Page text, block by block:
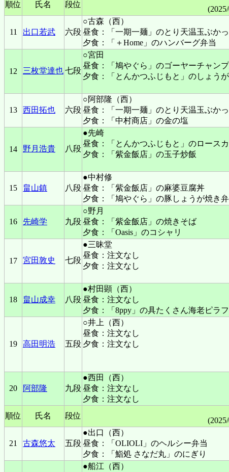
順位
氏名 段位
11 出口若武 六段
○古森（西）
昼食：「一期一麺」のとり天温玉ぶか
夕食：「＋Home」のハンバーグ弁当
12 三枚堂達也七段
○宮田
昼食：「鳩やぐら」のゴーヤーチャン
夕食：「とんかつふじもと」のしょう
13 西田拓也 六段
○阿部隆（西）
昼食：「一期一麺」のとり天温玉ぶか
夕食：「中村商店」の金の塩
14 野月浩貴 八段
●先崎
昼食：「とんかつふじもと」のロース
夕食：「紫金飯店」の玉子炒飯
15 畠山鎮 八段
●中村修
昼食：「紫金飯店」の麻婆豆腐丼
夕食：「鳩やぐら」の豚しょうが焼き
16 先崎学 九段
○野月
昼食：「紫金飯店」の焼きそば
夕食：「Oasis」のコシャリ
17 宮田敦史 七段
●三昧堂
昼食：注文なし
夕食：注文なし
18 畠山成幸 八段
●村田顕（西）
昼食：注文なし
夕食：「8ppy」の具たくさん海老ピラフ
19 高田明浩 五段
○井上（西）
昼食：注文なし
夕食：注文なし
20 阿部隆 九段
●西田（西）
昼食：注文なし
夕食：注文なし
順位
氏名 段位
21 古森悠太 五段
●出口（西）
昼食：「OLIOLI」のヘルシー弁当
夕食：「鮨処 さなだ丸」のにぎり
●船江（西）